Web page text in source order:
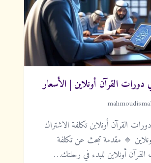
دورات القرآن أونلاين | الأسعار
القرآن أونلاين تكلفة الاشتراك
🔹 مقدمة تبحث عن تكلفة
أونلاين للبدء في رحلتك…